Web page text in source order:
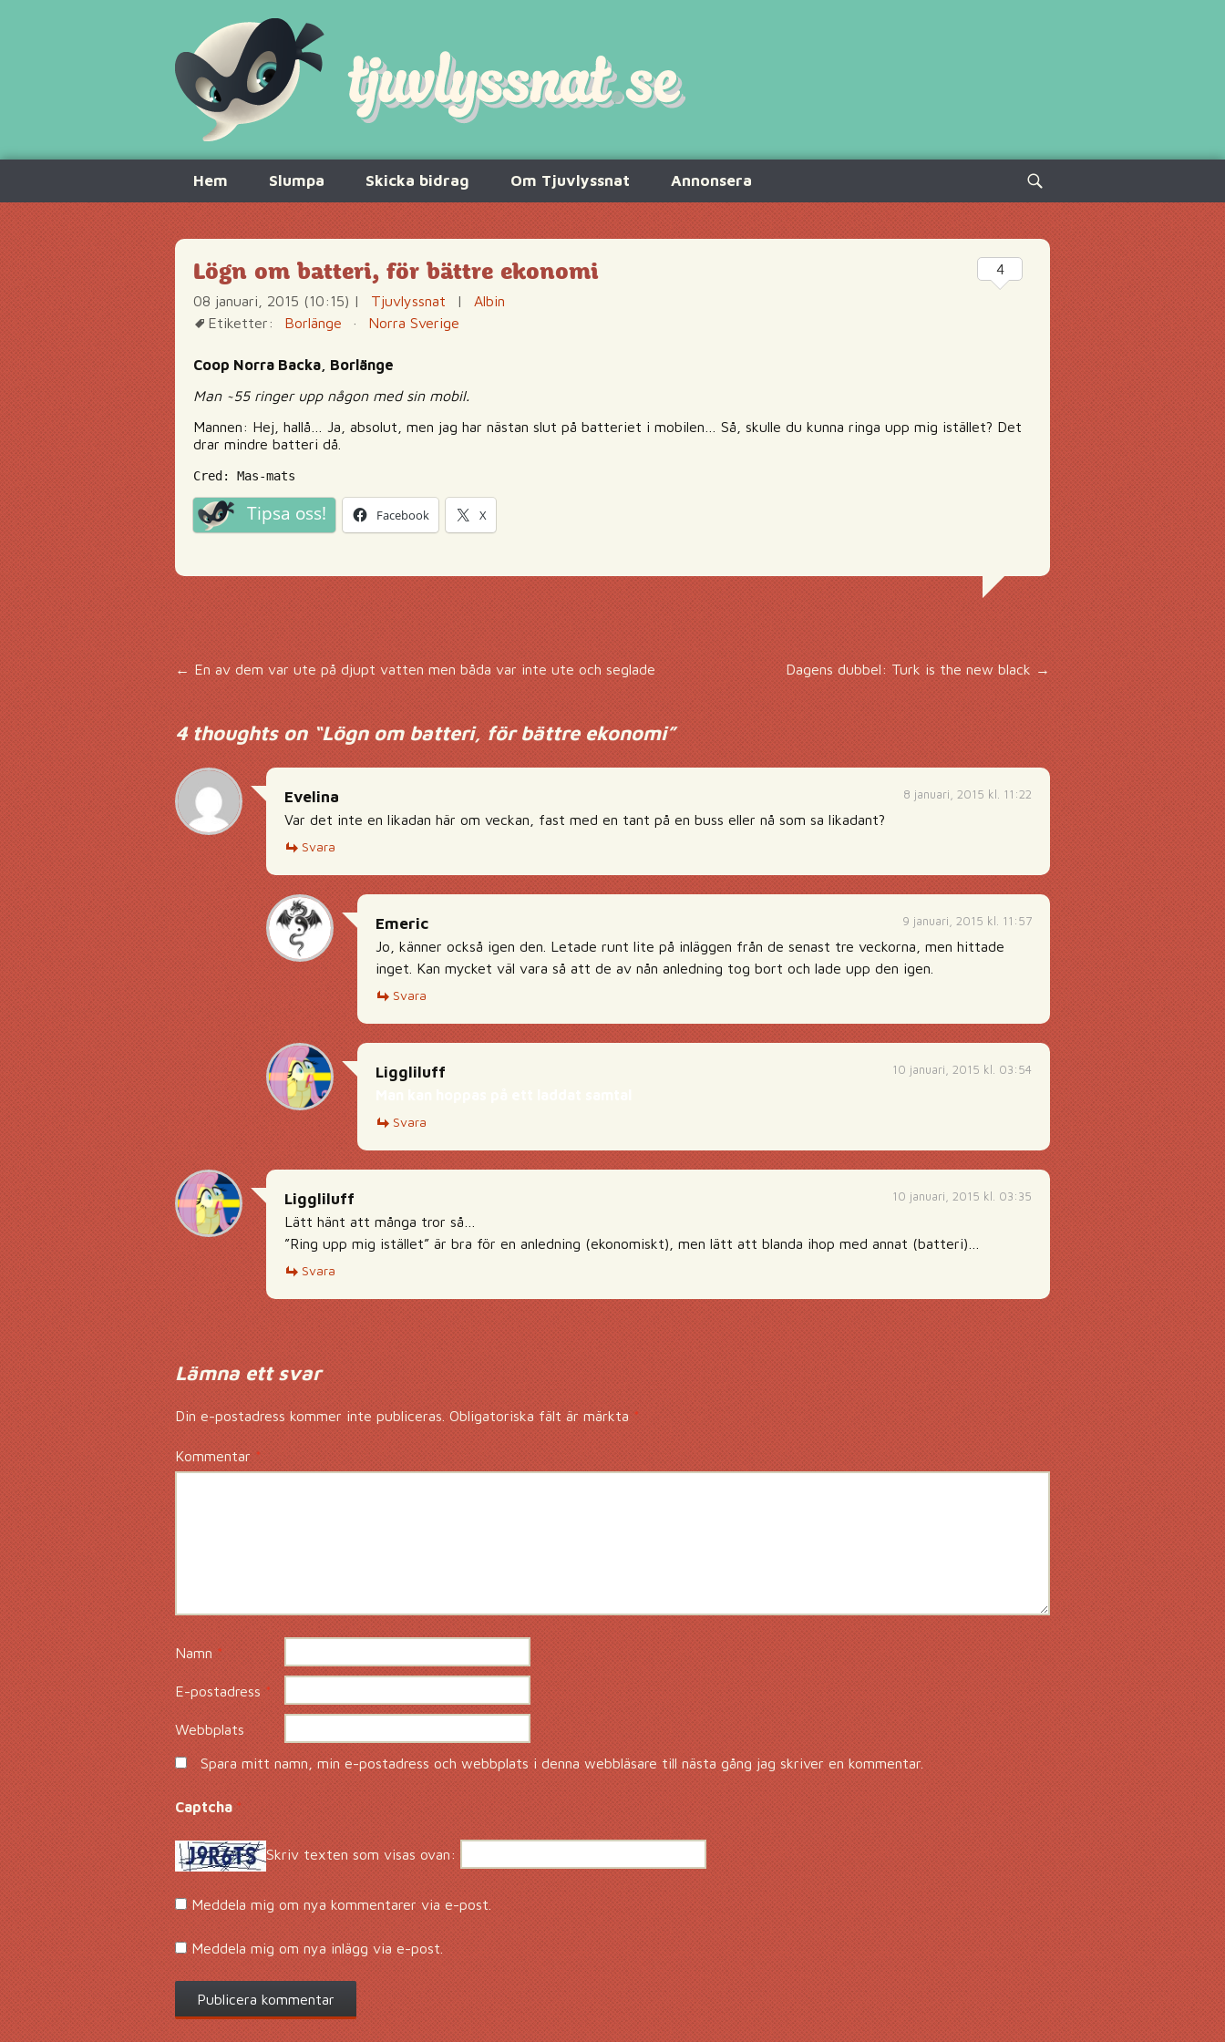
innehåll
Hem Slumpa Skicka bidrag Om Tjuvlyssnat Annonsera
Sök
efter:
Lögn om batteri, för bättre ekonomi
08 januari, 2015 (10:15) | Tjuvlyssnat |
Albin
Etiketter:
Borlänge · Norra Sverige
Coop Norra Backa, Borlänge
Man ~55 ringer upp någon med sin mobil.
Mannen: Hej, hallå… Ja, absolut, men jag har nästan slut på batteriet i mobilen… Så, skulle du kunna ringa upp mig istället? Det
drar mindre batteri då.
Cred: Mas-mats
Tipsa oss! Facebook X
4
Inläggsnavigering
← En av dem var ute på djupt vatten men båda var inte ute och seglade Dagens dubbel: Turk is the new black→
4 thoughts on “Lögn om batteri, för bättre ekonomi”
8 januari, 2015 kl. 11:22
Evelina
Var det inte en likadan här om veckan, fast med en tant på en buss eller nå som sa likadant?
Svara
9 januari, 2015 kl. 11:57
Emeric
Jo, känner också igen den. Letade runt lite på inläggen från de senast tre veckorna, men hittade
inget. Kan mycket väl vara så att de av nån anledning tog bort och lade upp den igen.
Svara
10 januari, 2015 kl. 03:54
Liggliluff
Svara
10 januari, 2015 kl. 03:35
Liggliluff
Lätt hänt att många tror så…
”Ring upp mig istället” är bra för en anledning (ekonomiskt), men lätt att blanda ihop med annat (batteri)…
Svara
Lämna ett svar
Din e-postadress kommer inte publiceras. Obligatoriska fält är märkta*
Kommentar *
Namn*
E-postadress*
Webbplats
Spara mitt namn, min e-postadress och webbplats i denna webbläsare till nästa gång jag skriver en kommentar.
Captcha*
Skriv texten som visas ovan:
Meddela mig om nya kommentarer via e-post.
Meddela mig om nya inlägg via e-post.